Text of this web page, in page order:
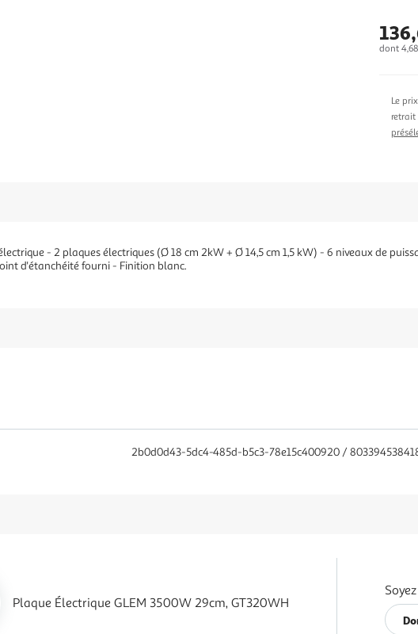
dont
Le
retrait
- 2 plaques électriques (Ø 18 cm 2kW + Ø 14,5 cm 1,5 kW) - 6 niveaux de
d'étanchéité fourni - Finition blanc.
2b0d0d43-5dc4-485d-b5c3-78e15c400920 /
Plaque Électrique GLEM 3500W 29cm, GT320WH